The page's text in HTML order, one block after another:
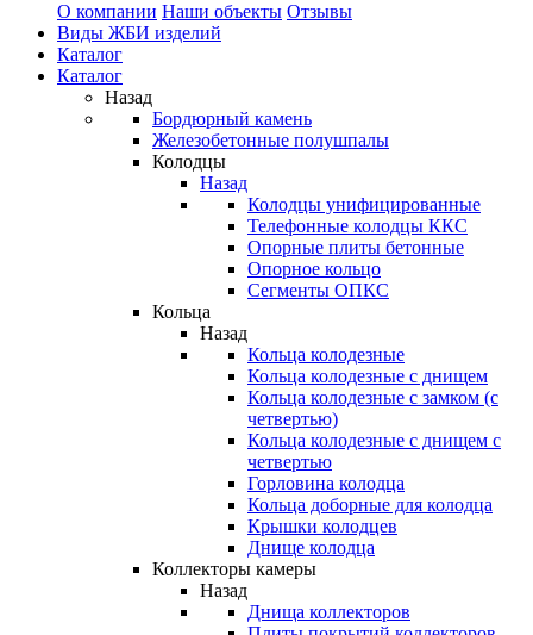
О компании Наши объекты Отзывы
Виды ЖБИ изделий
Каталог
Каталог
Назад
Бордюрный камень
Железобетонные полушпалы
Колодцы
Назад
Колодцы унифицированные
Телефонные колодцы ККС
Опорные плиты бетонные
Опорное кольцо
Сегменты ОПКС
Кольца
Назад
Кольца колодезные
Кольца колодезные с днищем
Кольца колодезные с замком (с
четвертью)
Кольца колодезные с днищем с
четвертью
Горловина колодца
Кольца доборные для колодца
Крышки колодцев
Днище колодца
Коллекторы камеры
Назад
Днища коллекторов